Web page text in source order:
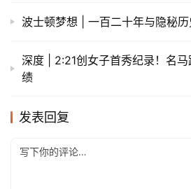
波士顿梦想 | 一百二十年与隐秘历
深度 | 2:21创女子首秀纪录！名
绩
发表回复